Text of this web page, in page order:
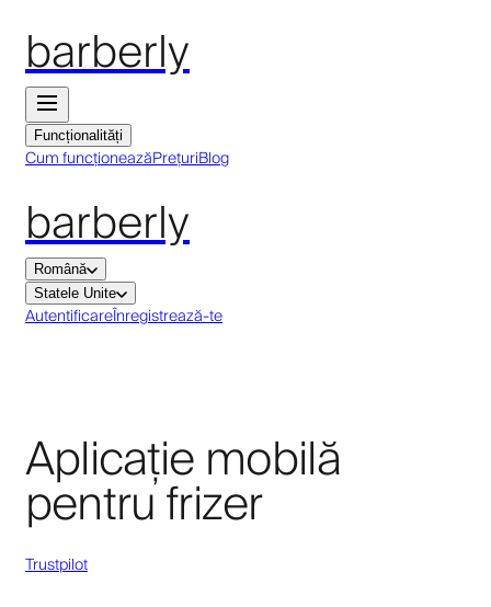
barberly
Funcționalități
Cum funcționeazăPrețuriBlog
barberly
Română
Statele Unite
AutentificareÎnregistrează-te
Aplicație mobilă
pentru frizer
Trustpilot